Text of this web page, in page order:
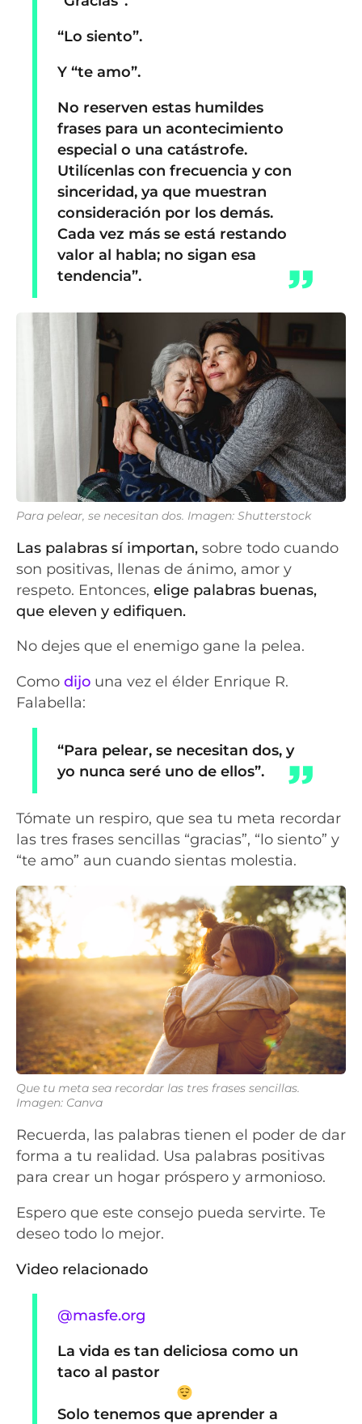
“Lo siento”.
Y “te amo”.
No reserven estas humildes
frases para un acontecimiento
especial o una catástrofe.
Utilícenlas con frecuencia y con
sinceridad, ya que muestran
consideración por los demás.
Cada vez más se está restando
valor al habla; no sigan esa
tendencia”.
Para pelear, se necesitan dos. Imagen: Shutterstock
Las palabras sí importan, sobre todo cuando
son positivas, llenas de ánimo, amor y
respeto. Entonces, elige palabras buenas,
que eleven y edifiquen.
No dejes que el enemigo gane la pelea.
Como dijo una vez el élder Enrique R.
Falabella:
“Para pelear, se necesitan dos, y
yo nunca seré uno de ellos”.
Tómate un respiro, que sea tu meta recordar
las tres frases sencillas “gracias”, “lo siento” y
“te amo” aun cuando sientas molestia.
Que tu meta sea recordar las tres frases sencillas.
Imagen: Canva
Recuerda, las palabras tienen el poder de dar
forma a tu realidad. Usa palabras positivas
para crear un hogar próspero y armonioso.
Espero que este consejo pueda servirte. Te
deseo todo lo mejor.
Video relacionado
@masfe.org
La vida es tan deliciosa como un
taco al pastor
Solo tenemos que aprender a